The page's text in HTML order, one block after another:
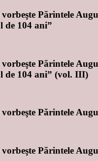
Părintele
104 ani”
Părintele
de 104 ani” (vol. III)
vorbeşte Părintele
vorbeşte Părintele